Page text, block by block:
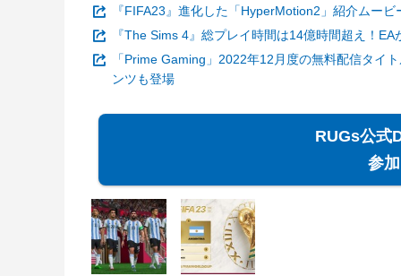
『FIFA23』進化した「HyperMotion2」紹介ムー
『The Sims 4』総プレイ時間は14億時間超え！
「Prime Gaming」2022年12月度の無料配信タイ
ンツも登場
RUGs公式
参